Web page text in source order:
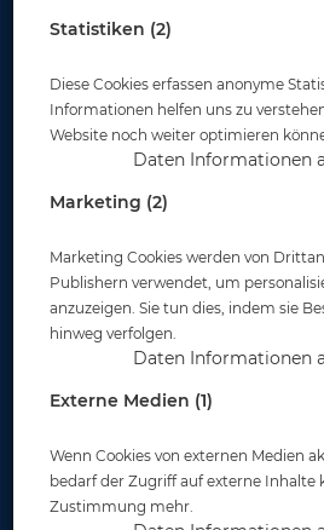
Blade Fins - Blau - Gr: M
Artikelnr.: ato-0502511p
Statistiken (2)
Diese Cookies erfassen anonyme
Informationen helfen uns zu
Website noch weiter optimieren
Daten Informationen
Marketing (2)
Marketing Cookies werden von
Publishern verwendet, um
anzuzeigen. Sie tun dies, indem sie
hinweg verfolgen.
Daten Informationen
Externe Medien (1)
Wenn Cookies von externen Medien
bedarf der Zugriff auf externe Inhalte
Zustimmung mehr.